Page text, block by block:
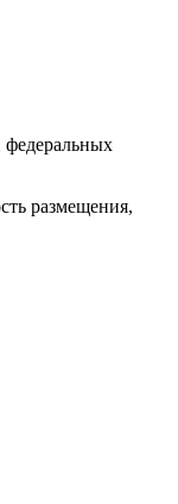
федеральных
размещения,